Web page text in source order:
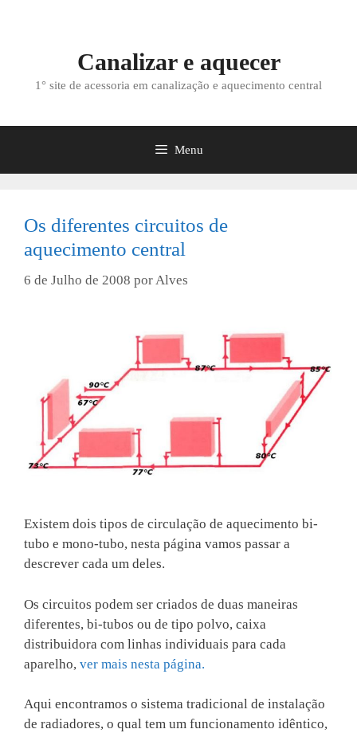
Canalizar e aquecer
1° site de acessoria em canalização e aquecimento central
Menu
Os diferentes circuitos de
aquecimento central
6 de Julho de 2008 por Alves
Existem dois tipos de circulação de aquecimento bi-
tubo e mono-tubo, nesta página vamos passar a
descrever cada um deles.
Os circuitos podem ser criados de duas maneiras
diferentes, bi-tubos ou de tipo polvo, caixa
distribuidora com linhas individuais para cada
aparelho, ver mais nesta página.
Aqui encontramos o sistema tradicional de instalação
de radiadores, o qual tem um funcionamento idêntico,